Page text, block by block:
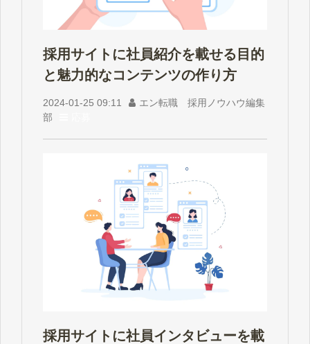
採用サイトに社員紹介を載せる目的
と魅力的なコンテンツの作り方
2024-01-25 09:11
エン転職 採用ノウハウ編集
部
採用サイトに社員インタビューを載